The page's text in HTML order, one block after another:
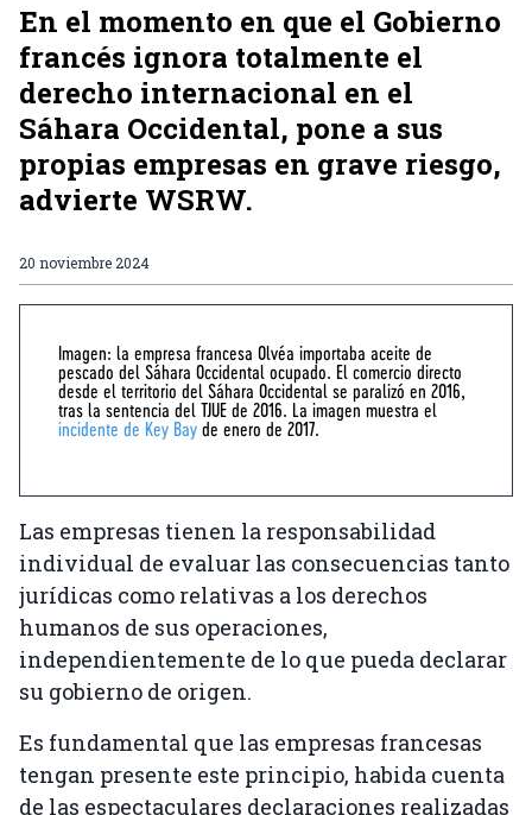
En el momento en que el Gobierno
francés ignora totalmente el
derecho internacional en el
Sáhara Occidental, pone a sus
propias empresas en grave riesgo,
advierte WSRW.
20 noviembre 2024
Imagen: la empresa francesa Olvéa importaba aceite de
pescado del Sáhara Occidental ocupado. El comercio directo
desde el territorio del Sáhara Occidental se paralizó en 2016,
tras la sentencia del TJUE de 2016. La imagen muestra el
incidente de Key Bay de enero de 2017.
Las empresas tienen la responsabilidad
individual de evaluar las consecuencias tanto
jurídicas como relativas a los derechos
humanos de sus operaciones,
independientemente de lo que pueda declarar
su gobierno de origen.
Es fundamental que las empresas francesas
tengan presente este principio, habida cuenta
de las espectaculares declaraciones realizadas